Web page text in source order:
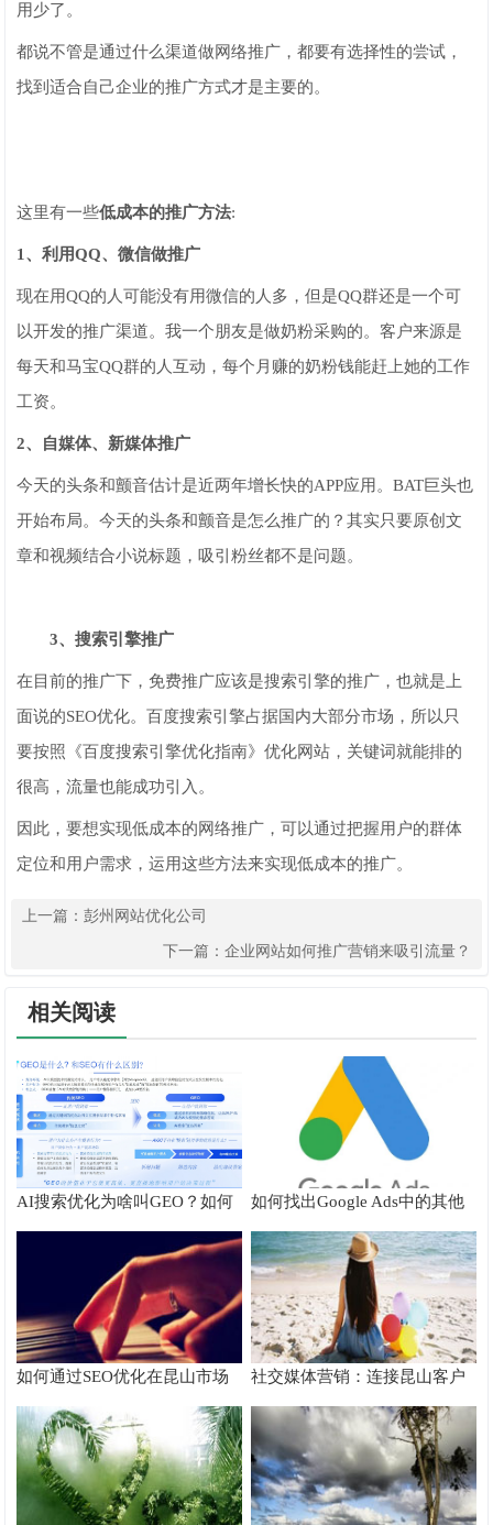
用少了。
都说不管是通过什么渠道做网络推广，都要有选择性的尝试，
找到适合自己企业的推广方式才是主要的。
这里有一些低成本的推广方法:
1、利用QQ、微信做推广
现在用QQ的人可能没有用微信的人多，但是QQ群还是一个可
以开发的推广渠道。我一个朋友是做奶粉采购的。客户来源是
每天和马宝QQ群的人互动，每个月赚的奶粉钱能赶上她的工作
工资。
2、自媒体、新媒体推广
今天的头条和颤音估计是近两年增长快的APP应用。BAT巨头也
开始布局。今天的头条和颤音是怎么推广的？其实只要原创文
章和视频结合小说标题，吸引粉丝都不是问题。
3、搜索引擎推广
在目前的推广下，免费推广应该是搜索引擎的推广，也就是上
面说的SEO优化。百度搜索引擎占据国内大部分市场，所以只
要按照《百度搜索引擎优化指南》优化网站，关键词就能排的
很高，流量也能成功引入。
因此，要想实现低成本的网络推广，可以通过把握用户的群体
定位和用户需求，运用这些方法来实现低成本的推广。
上一篇：彭州网站优化公司
下一篇： 企业网站如何推广营销来吸引流量？
相关阅读
AI搜索优化为啥叫GEO？如何
在AI搜索中获得排名？
如何找出Google Ads中的其他
搜索字词
如何通过SEO优化在昆山市场
脱颖而出
社交媒体营销：连接昆山客户
的桥梁